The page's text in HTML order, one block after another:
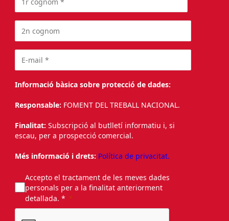
Informació bàsica sobre protecció de dades:
Responsable: FOMENT DEL TREBALL NACIONAL.
Finalitat: Subscripció al butlletí informatiu i, si
escau, per a prospecció comercial.
Més informació i drets: Política de privacitat.
Accepto el tractament de les meves dades
personals per a la finalitat anteriorment
detallada. *